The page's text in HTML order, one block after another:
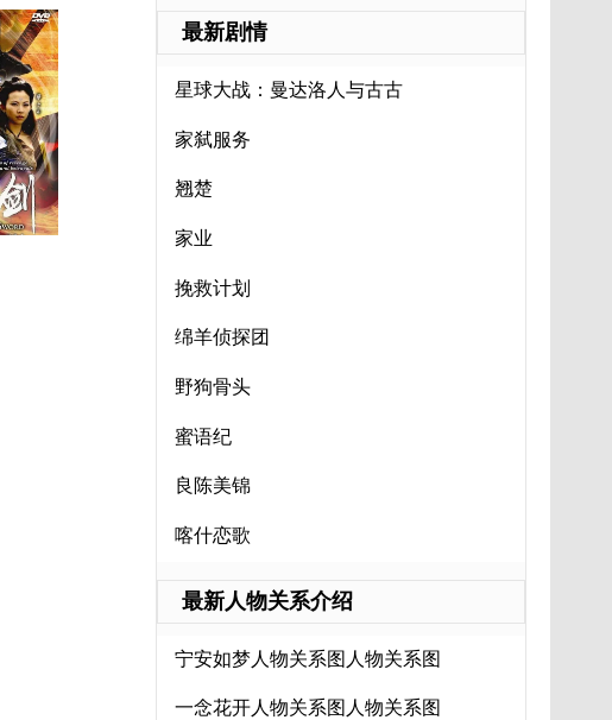
最新剧情
星球大战：曼达洛人与古古
家弑服务
翘楚
家业
挽救计划
绵羊侦探团
野狗骨头
蜜语纪
良陈美锦
喀什恋歌
最新人物关系介绍
宁安如梦人物关系图人物关系图
一念花开人物关系图人物关系图